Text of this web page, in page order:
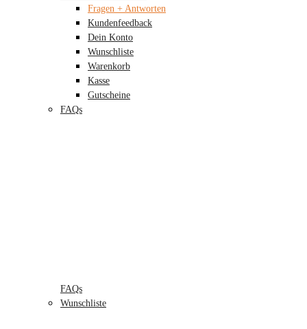
Fragen + Antworten
Kundenfeedback
Dein Konto
Wunschliste
Warenkorb
Kasse
Gutscheine
FAQs
FAQs
Wunschliste